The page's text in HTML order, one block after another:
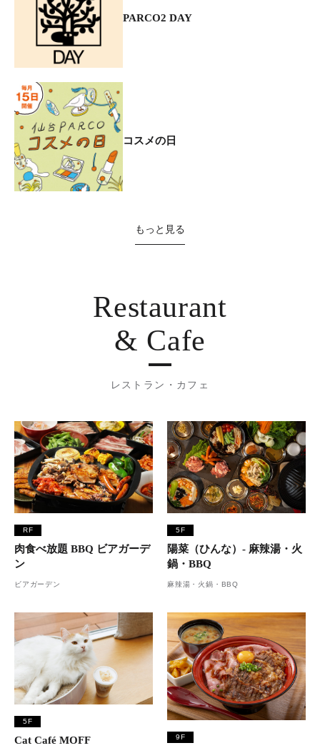
PARCO2 DAY
コスメの日
もっと見る
Restaurant
& Cafe
レストラン・カフェ
RF
肉食べ放題 BBQ ビアガーデ
ン
ビアガーデン
5F
陽菜（ひんな）- 麻辣湯・火
鍋・BBQ
麻辣湯・火鍋・BBQ
5F
Cat Café MOFF 9F